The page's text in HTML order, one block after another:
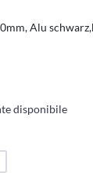
Alu
disponibile